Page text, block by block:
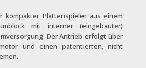
kompakter Plattenspieler aus einem
mit interner (eingebauter)
Der Antrieb erfolgt über
und einen patentierten, nicht